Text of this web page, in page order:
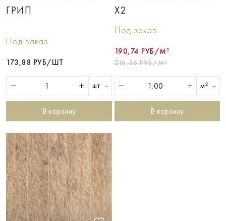
ГРИП
Под заказ
173,88 РУБ/ШТ
шт
В корзину
Х2
Под заказ
190,74 РУБ/М²
216,36 РУБ/М²
м²
В корзину